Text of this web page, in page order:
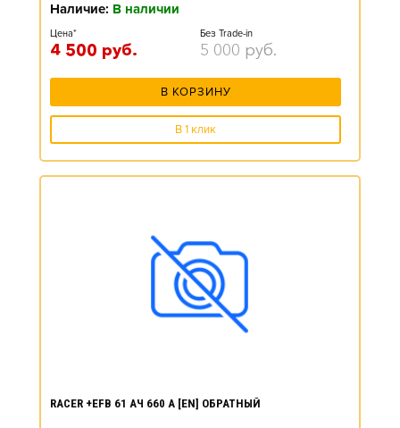
Наличие: В наличии
Цена*
4 500 руб.
Без Trade-in
5 000 руб.
В КОРЗИНУ
В 1 клик
RACER +EFB 61 АЧ 660 А [EN] ОБРАТНЫЙ